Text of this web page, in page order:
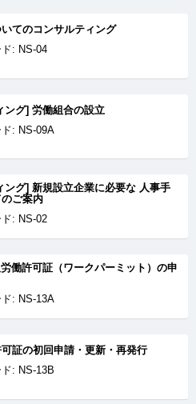
てのコンサルティング
: NS-04
ング] 労働組合の設立
: NS-09A
ング] 新規設立企業に必要な 人事手
ご案内
: NS-02
働許可証（ワークパーミット）の申
: NS-13A
証の初回申請・更新・再発行
: NS-13B